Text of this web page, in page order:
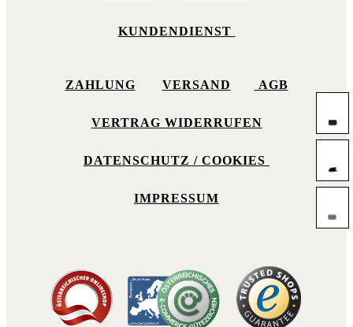
KUNDENDIENST
ZAHLUNG VERSAND AGB
VERTRAG WIDERRUFEN
DATENSCHUTZ / COOKIES
IMPRESSUM